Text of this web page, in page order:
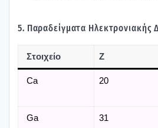
5. Παρα­δείγ­μα­τα Ηλε­κτρο­νια­κής
Στοι­χείο Z
Ca 20
Ga 31